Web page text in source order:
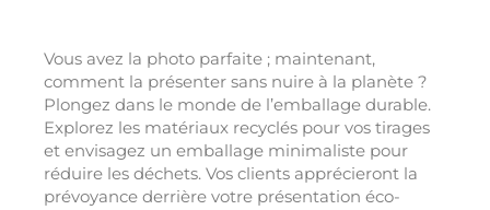
Vous avez la photo parfaite ; maintenant,
comment la présenter sans nuire à la planète ?
Plongez dans le monde de l’emballage durable.
Explorez les matériaux recyclés pour vos tirages
et envisagez un emballage minimaliste pour
réduire les déchets. Vos clients apprécieront la
prévoyance derrière votre présentation éco-